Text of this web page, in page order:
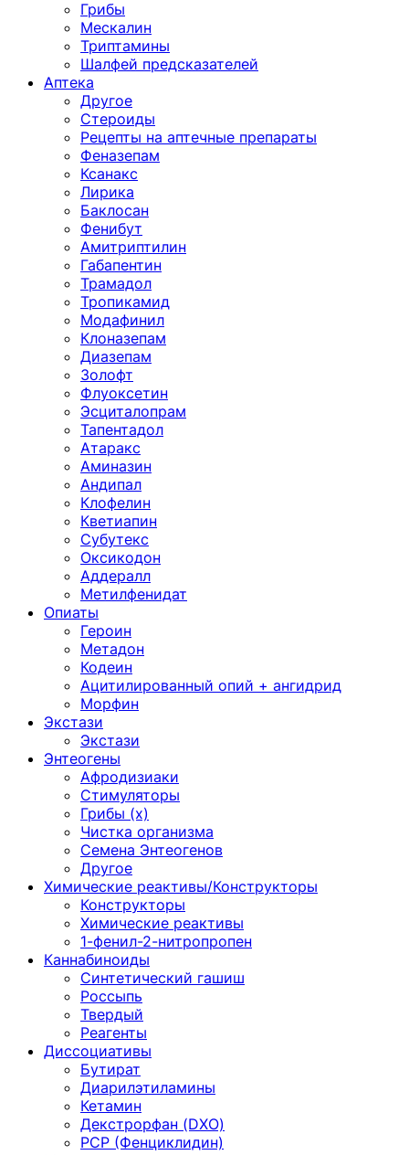
Грибы
Мескалин
Триптамины
Шалфей предсказателей
Аптека
Другое
Стероиды
Рецепты на аптечные препараты
Феназепам
Ксанакс
Лирика
Баклосан
Фенибут
Амитриптилин
Габапентин
Трамадол
Тропикамид
Модафинил
Клоназепам
Диазепам
Золофт
Флуоксетин
Эсциталопрам
Тапентадол
Атаракс
Аминазин
Андипал
Клофелин
Кветиапин
Субутекс
Оксикодон
Аддералл
Метилфенидат
Опиаты
Героин
Метадон
Кодеин
Ацитилированный опий + ангидрид
Морфин
Экстази
Экстази
Энтеогены
Афродизиаки
Стимуляторы
Грибы (х)
Чистка организма
Семена Энтеогенов
Другое
Химические реактивы/Конструкторы
Конструкторы
Химические реактивы
1-фенил-2-нитропропен
Каннабиноиды
Синтетический гашиш
Россыпь
Твердый
Реагенты
Диссоциативы
Бутират
Диарилэтиламины
Кетамин
Декстрорфан (DXO)
PCP (Фенциклидин)